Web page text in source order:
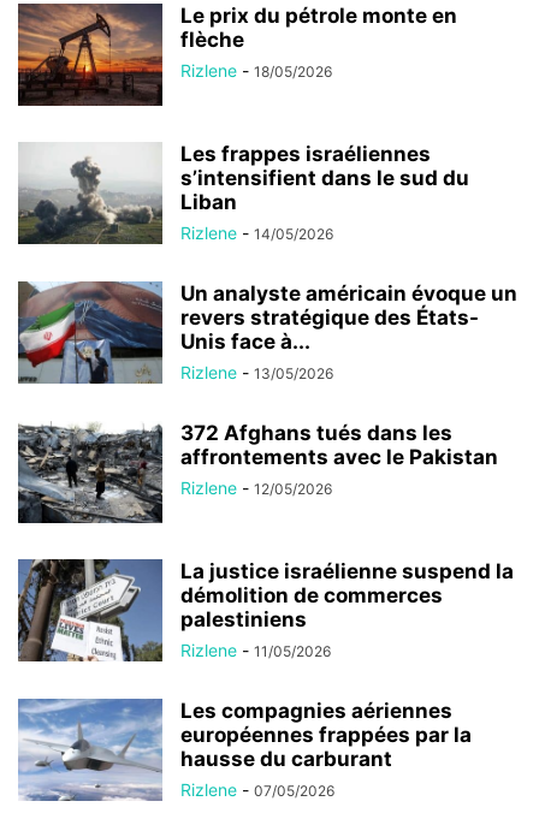
Le prix du pétrole monte en
flèche
Rizlene - 18/05/2026
Les frappes israéliennes
s’intensifient dans le sud du
Liban
Rizlene - 14/05/2026
Un analyste américain évoque un
revers stratégique des États-
Unis face à...
Rizlene - 13/05/2026
372 Afghans tués dans les
affrontements avec le Pakistan
Rizlene - 12/05/2026
La justice israélienne suspend la
démolition de commerces
palestiniens
Rizlene - 11/05/2026
Les compagnies aériennes
européennes frappées par la
hausse du carburant
Rizlene - 07/05/2026